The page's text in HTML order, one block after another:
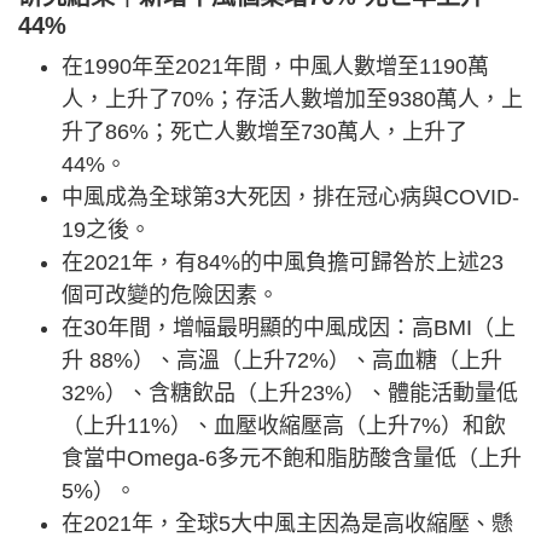
44%
在1990年至2021年間，中風人數增至1190萬
人，上升了70%；存活人數增加至9380萬人，上
升了86%；死亡人數增至730萬人，上升了
44%。
中風成為全球第3大死因，排在冠心病與COVID-
19之後。
在2021年，有84%的中風負擔可歸咎於上述23
個可改變的危險因素。
在30年間，增幅最明顯的中風成因：高BMI（上
升 88%）、高溫（上升72%）、高血糖（上升
32%）、含糖飲品（上升23%）、體能活動量低
（上升11%）、血壓收縮壓高（上升7%）和飲
食當中Omega-6多元不飽和脂肪酸含量低（上升
5%）。
在2021年，全球5大中風主因為是高收縮壓、懸